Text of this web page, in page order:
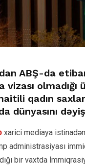
ABŞ-da
vizası olmadığı
qadın
dünyasını
xarici mediaya
administrasiyası
bir vaxtda